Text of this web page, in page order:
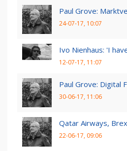
Paul Grove:
24-07-17, 10:07
Ivo Nienhaus: 'I
12-07-17, 11:07
Paul Grove: Digital
30-06-17, 11:06
Qatar Airways,
22-06-17, 09:06